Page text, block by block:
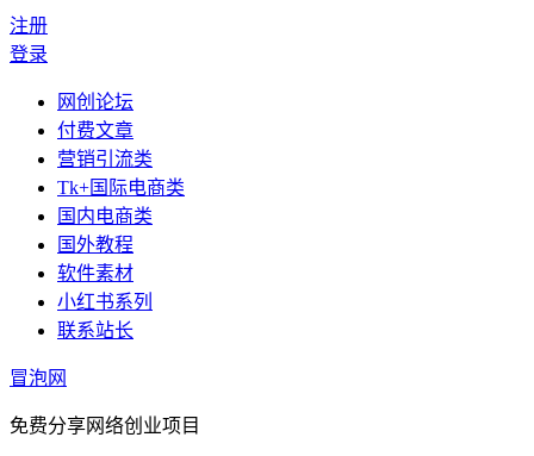
注册
登录
网创论坛
付费文章
营销引流类
Tk+国际电商类
国内电商类
国外教程
软件素材
小红书系列
联系站长
冒泡网
免费分享网络创业项目